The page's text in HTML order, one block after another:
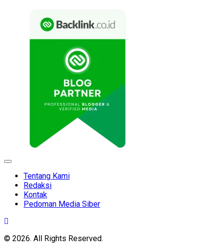
Expand
Tentang Kami
Redaksi
Kontak
Pedoman Media Siber
© 2026. All Rights Reserved.